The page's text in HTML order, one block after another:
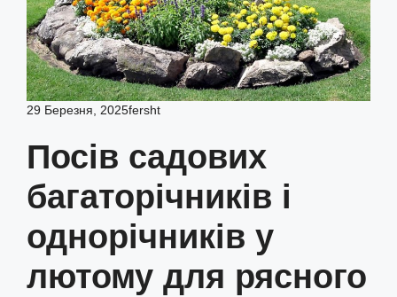
29 Березня, 2025fersht
Посів садових
багаторічників і
однорічників у
лютому для рясного